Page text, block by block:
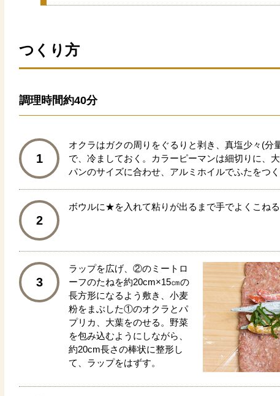
つくり方
調理時間約40分
1
オクラはガクの周りをぐるりと剥き、真塩少々(分
で、冷ましておく。カラーピーマンは細切りに、
パンのサイズに合わせ、アルミホイルでふたをつく
2
ボウルに★を入れて粘りが出るまで手でよくこねる
3
ラップを広げ、②のミートロ
ーフのたねを約20cm×15㎝の
長方形になるよう敷き、小麦
粉をまぶした①のオクラとパ
プリカ、大葉をのせる。野菜
を包み込むようにしながら、
約20cm長さの棒状に整形し
て、ラップをはずす。